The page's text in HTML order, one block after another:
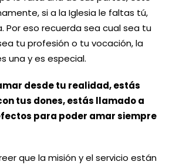
si a la Iglesia le faltas tú,
Por eso recuerda sea cual sea tu
tu profesión o tu vocación, la
una y es especial.
desde tu realidad, estás
tus dones, estás llamado a
para poder amar siempre
que la misión y el servicio están